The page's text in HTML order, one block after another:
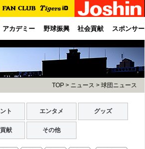
アカデミー 野球振興 社会貢献 スポンサー
TOP > ニュース > 球団ニュース
ト エンタメ グッズ
献 その他